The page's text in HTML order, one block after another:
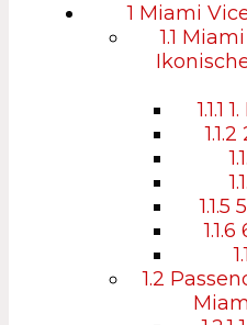
1 Miami
1.1
1.1.1
1.1.2
1.1.5
1.1.6
1.2